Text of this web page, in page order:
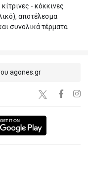
- κόκκινες
αποτέλεσμα
συνολικά τέρματα
agones.gr